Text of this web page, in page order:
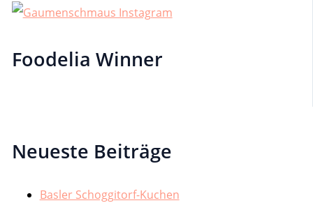
Foodelia Winner
Neueste Beiträge
Basler Schoggitorf-Kuchen